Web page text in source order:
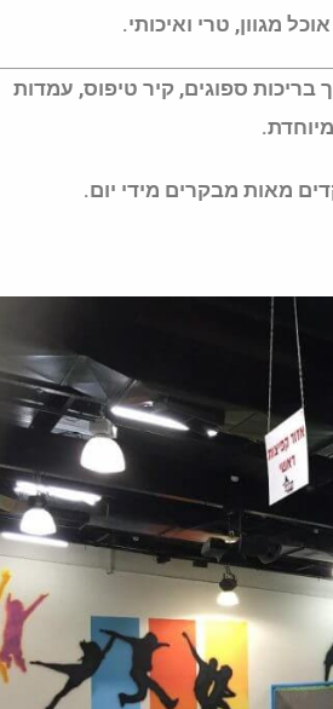
מגוון, טרי ואיכותי.
בריכות ספוגים, קיר טיפוס, עמדות
מאות מבקרים מידי יום.